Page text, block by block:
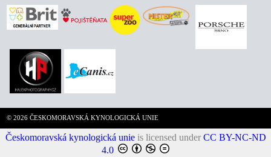
© 2026 ČESKOMORAVSKÁ KYNOLOGICKÁ UNIE
Českomoravská kynologická unieis licensed under CC BY-NC-ND
4.0